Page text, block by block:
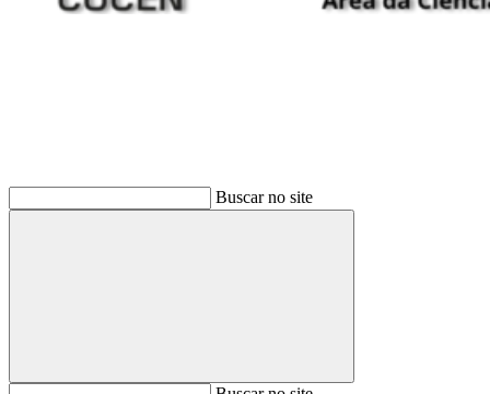
Buscar no site
Buscar